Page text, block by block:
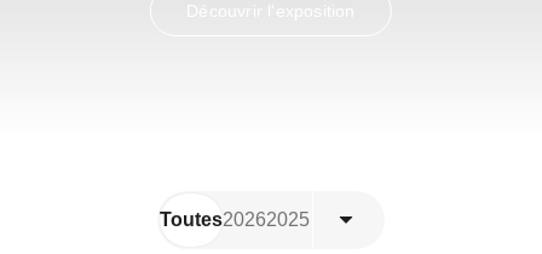
Découvrir l'exposition
Toutes20262025